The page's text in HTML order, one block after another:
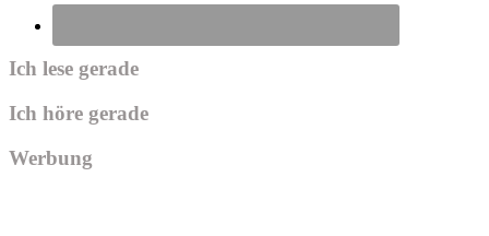
Ich lese gerade
Ich höre gerade
Werbung